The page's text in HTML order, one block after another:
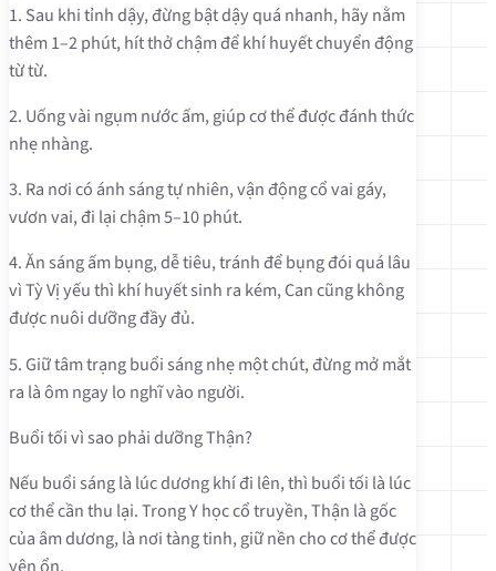
1. Sau khi tỉnh dậy, đừng bật dậy quá nhanh, hãy nằm
thêm 1–2 phút, hít thở chậm để khí huyết chuyển động
từ từ.
2. Uống vài ngụm nước ấm, giúp cơ thể được đánh thức
nhẹ nhàng.
3. Ra nơi có ánh sáng tự nhiên, vận động cổ vai gáy,
vươn vai, đi lại chậm 5–10 phút.
4. Ăn sáng ấm bụng, dễ tiêu, tránh để bụng đói quá lâu
vì Tỳ Vị yếu thì khí huyết sinh ra kém, Can cũng không
được nuôi dưỡng đầy đủ.
5. Giữ tâm trạng buổi sáng nhẹ một chút, đừng mở mắt
ra là ôm ngay lo nghĩ vào người.
Buổi tối vì sao phải dưỡng Thận?
Nếu buổi sáng là lúc dương khí đi lên, thì buổi tối là lúc
cơ thể cần thu lại. Trong Y học cổ truyền, Thận là gốc
của âm dương, là nơi tàng tinh, giữ nền cho cơ thể được